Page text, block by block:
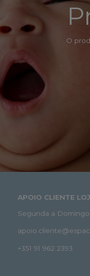
O
APOIO CLIENTE
Segunda a Domingo
+351 91 962 2393